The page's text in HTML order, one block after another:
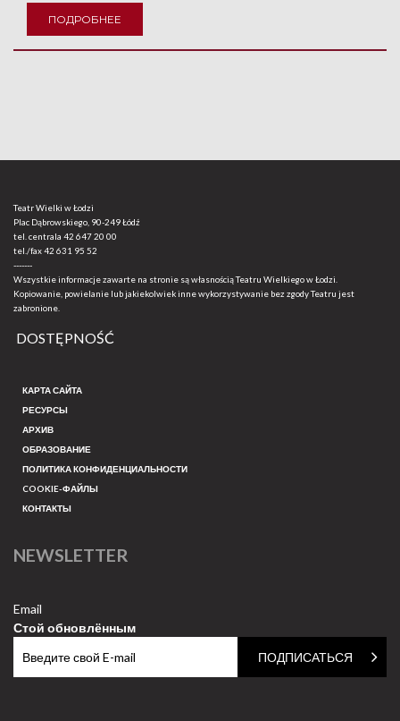
ПОДРОБНЕЕ
Teatr Wielki w Łodzi
Plac Dąbrowskiego, 90-249 Łódź
tel. centrala 42 647 20 00
tel./fax42 631 95 52
-------
Wszystkie informacje zawarte na stronie są własnością Teatru Wielkiego w Łodzi.
Kopiowanie, powielanie lub jakiekolwiek inne wykorzystywanie bez zgody Teatru jest
zabronione.
DOSTĘPNOŚĆ
КАРТА САЙТА
РЕСУРСЫ
АРХИВ
ОБРАЗОВАНИЕ
ПОЛИТИКА КОНФИДЕНЦИАЛЬНОСТИ
COOKIE-ФАЙЛЫ
КОНТАКТЫ
NEWSLETTER
Email
Стой обновлённым